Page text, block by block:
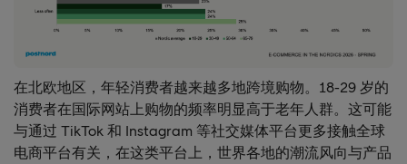
在北欧地区，年轻消费者越来越多地跨境购物。18-29 岁的
消费者在国际网站上购物的频率明显高于老年人群。这可能
与通过 TikTok 和 Instagram 等社交媒体平台更多接触全球
电商平台有关，在这类平台上，世界各地的潮流风向与产品